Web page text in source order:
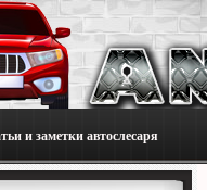
и заметки автослесаря